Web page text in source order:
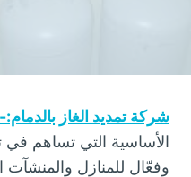
شركة تمديد الغاز بالدمام:-
الأساسية التي تساهم
وفعّال للمنازل والمنشآت